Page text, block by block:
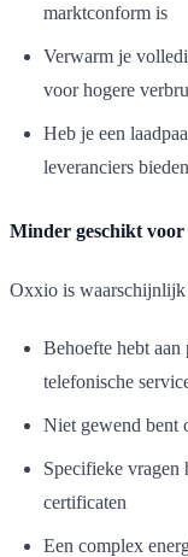
marktconform is
Verwarm je
voor hogere
Heb je een
leveranciers
Minder geschikt voor
Oxxio is waarschijnlijk
Behoefte hebt
telefonische
Niet gewend bent
Specifieke vragen
certificaten
Een complex